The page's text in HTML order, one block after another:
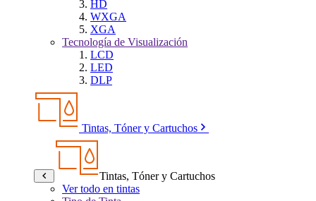
HD
WXGA
XGA
Tecnología de Visualización
LCD
LED
DLP
Tintas, Tóner y Cartuchos
Tintas, Tóner y Cartuchos
Ver todo en tintas